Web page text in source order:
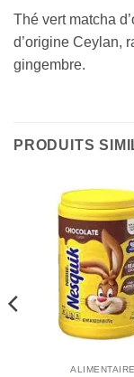
Thé vert matcha
d’origine Ceylan,
gingembre.
PRODUITS
ALIMENTAIRE